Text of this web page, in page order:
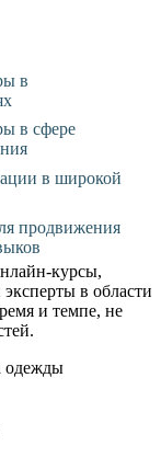
в
в сфере
в широкой
продвижения
курсы,
в области
и темпе, не
одежды